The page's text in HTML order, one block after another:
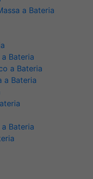
a Bateria
Bateria
a Bateria
a Bateria
Bateria